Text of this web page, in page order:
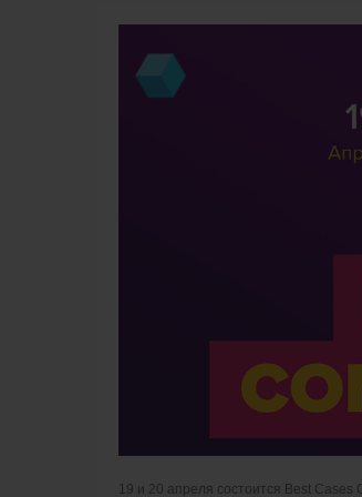
19 и 20 апреля состоится Best